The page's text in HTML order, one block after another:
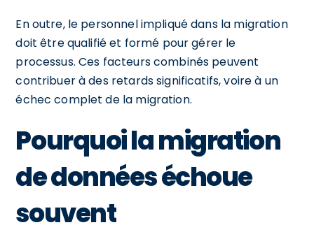
En outre, le personnel impliqué dans la migration
doit être qualifié et formé pour gérer le
processus. Ces facteurs combinés peuvent
contribuer à des retards significatifs, voire à un
échec complet de la migration.
Pourquoi la migration
de données échoue
souvent